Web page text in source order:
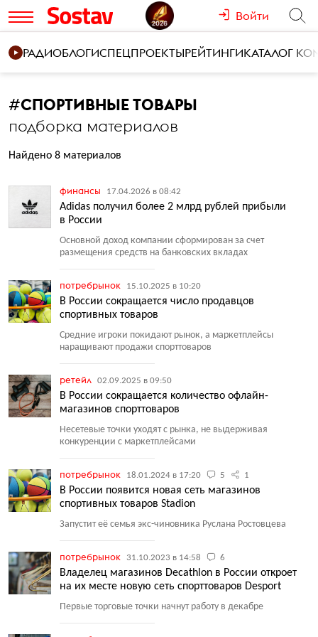
Войти
РАДИОБЛОГИСПЕЦПРОЕКТЫРЕЙТИНГИКАТАЛОГ
#СПОРТИВНЫЕ ТОВАРЫ
подборка материалов
Найдено 8 материалов
финансы 17.04.2026 в 08:42
Adidas получил более 2 млрд рублей прибыли
в России
Основной доход компании сформирован за счет
размещения средств на банковских вкладах
потребрынок 15.10.2025 в 10:20
В России сокращается число продавцов
спортивных товаров
Средние игроки покидают рынок, а маркетплейсы
наращивают продажи спорттоваров
ретейл 02.09.2025 в 09:50
В России сокращается количество офлайн-
магазинов спорттоваров
Несетевые точки уходят с рынка, не выдерживая
конкуренции с маркетплейсами
потребрынок 18.01.2024 в 17:20 5 1
В России появится новая сеть магазинов
спортивных товаров Stadion
Запустит её семья экс-чиновника Руслана Ростовцева
потребрынок 31.10.2023 в 14:58 6
Владелец магазинов Decathlon в России откроет
на их месте новую сеть спорттоваров Desport
Первые торговые точки начнут работу в декабре